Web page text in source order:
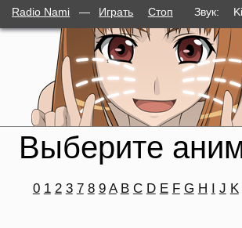
Radio Nami — Играть Стоп Звук:
Выберите
0 1 2 3 7 8 9 A B C D E F G H I J K